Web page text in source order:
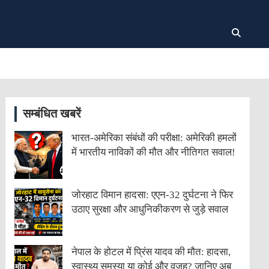
सम्बंधित खबरें
भारत-अमेरिका संबंधों की परीक्षा: अमेरिकी हमलों
में भारतीय नाविकों की मौत और नीतिगत सवाल!
जोरहाट विमान हादसा: एएन-32 दुर्घटना ने फिर
उठाए सुरक्षा और आधुनिकीकरण से जुड़े सवाल
नेपाल के होटल में प्रिंस यादव की मौत: हादसा,
स्वास्थ्य समस्या या कोई और वजह? जानिए अब